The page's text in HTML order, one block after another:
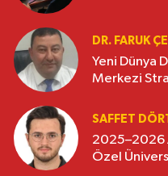
DR. FARUK
Yeni Dünya
Merkezi
SAFFET
2025–2026
Özel